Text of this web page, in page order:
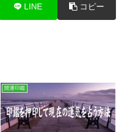
LINE コピー
開運印鑑